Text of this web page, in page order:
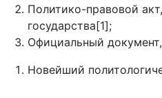
Политико-правовой
государства[1];
Официальный
Новейший